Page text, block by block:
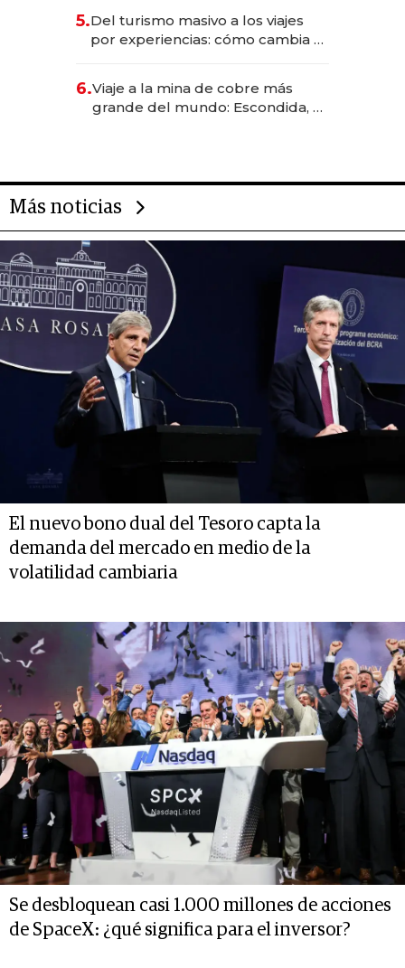
transformadoras
5.Del turismo masivo a los viajes
por experiencias: cómo cambia el
6.Viaje a la mina de cobre más
grande del mundo: Escondida, el
Más noticias
El nuevo bono dual del Tesoro capta la
demanda del mercado en medio de la
volatilidad cambiaria
Se desbloquean casi 1.000 millones de acciones
de SpaceX: ¿qué significa para el inversor?